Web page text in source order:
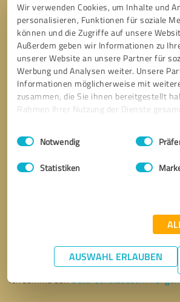
Wir verwenden Cookies, um Inhalte und
personalisieren, Funktionen für soziale
können und die Zugriffe auf unsere
Außerdem geben wir Informationen zu
unserer Website an unsere Partner für
Werbung und Analysen weiter. Unsere
Informationen möglicherweise mit
zusammen, die Sie ihnen bereitgestellt
Rahmen Ihrer Nutzung der Dienste
Impressum Datenschutzbestimmungen
Einwilligungsauswahl
Notwendig
Statistiken
AUSWAHL ERLAUBEN
*
Nachricht senden
Ich stimme denDatenschutzbestimmungen